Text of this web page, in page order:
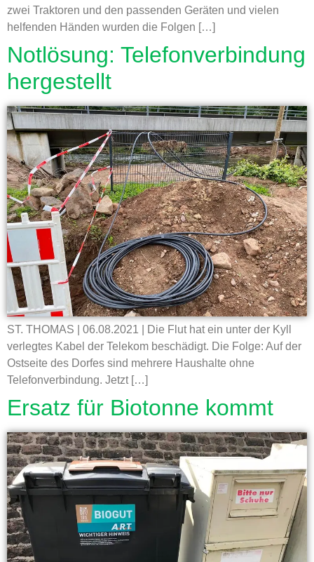
zwei Traktoren und den passenden Geräten und vielen
helfenden Händen wurden die Folgen […]
Notlösung: Telefonverbindung
hergestellt
ST. THOMAS | 06.08.2021 | Die Flut hat ein unter der Kyll
verlegtes Kabel der Telekom beschädigt. Die Folge: Auf der
Ostseite des Dorfes sind mehrere Haushalte ohne
Telefonverbindung. Jetzt […]
Ersatz für Biotonne kommt